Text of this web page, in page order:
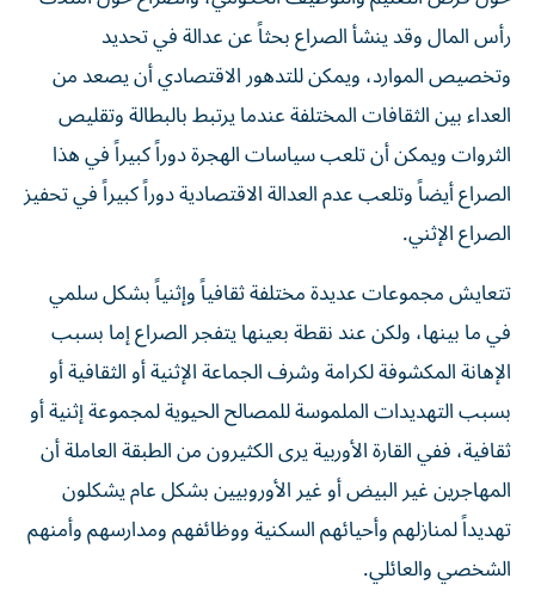
رأس المال وقد ينشأ الصراع بحثاً عن عدالة في تحديد
وتخصيص الموارد، ويمكن للتدهور الاقتصادي أن يصعد من
العداء بين الثقافات المختلفة عندما يرتبط بالبطالة وتقليص
الثروات ويمكن أن تلعب سياسات الهجرة دوراً كبيراً في هذا
الصراع أيضاً وتلعب عدم العدالة الاقتصادية دوراً كبيراً في تحفيز
الصراع الإثني.
تتعايش مجموعات عديدة مختلفة ثقافياً وإثنياً بشكل سلمي
في ما بينها، ولكن عند نقطة بعينها يتفجر الصراع إما بسبب
الإهانة المكشوفة لكرامة وشرف الجماعة الإثنية أو الثقافية أو
بسبب التهديدات الملموسة للمصالح الحيوية لمجموعة إثنية أو
ثقافية، ففي القارة الأوربية يرى الكثيرون من الطبقة العاملة أن
المهاجرين غير البيض أو غير الأوروبيين بشكل عام يشكلون
تهديداً لمنازلهم وأحيائهم السكنية ووظائفهم ومدارسهم وأمنهم
الشخصي والعائلي.